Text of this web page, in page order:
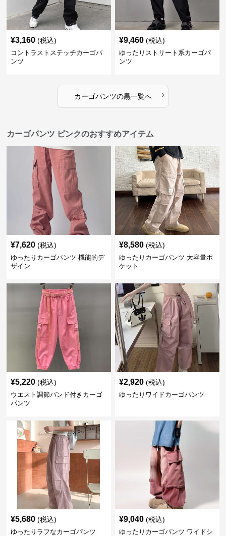
¥3,160 (税込)
コントラストステッチカーゴパ
ンツ
¥9,460 (税込)
ゆったりストリート系カーゴパ
ンツ
カーゴパンツの黒一覧へ ›
カーゴパンツ ピンクのおすすめアイテム
¥7,620 (税込)
ゆったりカーゴパンツ 機能的デ
ザイン
¥8,580 (税込)
ゆったりカーゴパンツ 大容量ポ
ケット
¥5,220 (税込)
ウエスト調節バンド付きカーゴ
パンツ
¥2,920 (税込)
ゆったりワイドカーゴパンツ
¥5,680 (税込)
ゆったりラフなカーゴパンツ
¥9,040 (税込)
ゆったりカーゴパンツ ワイドシ